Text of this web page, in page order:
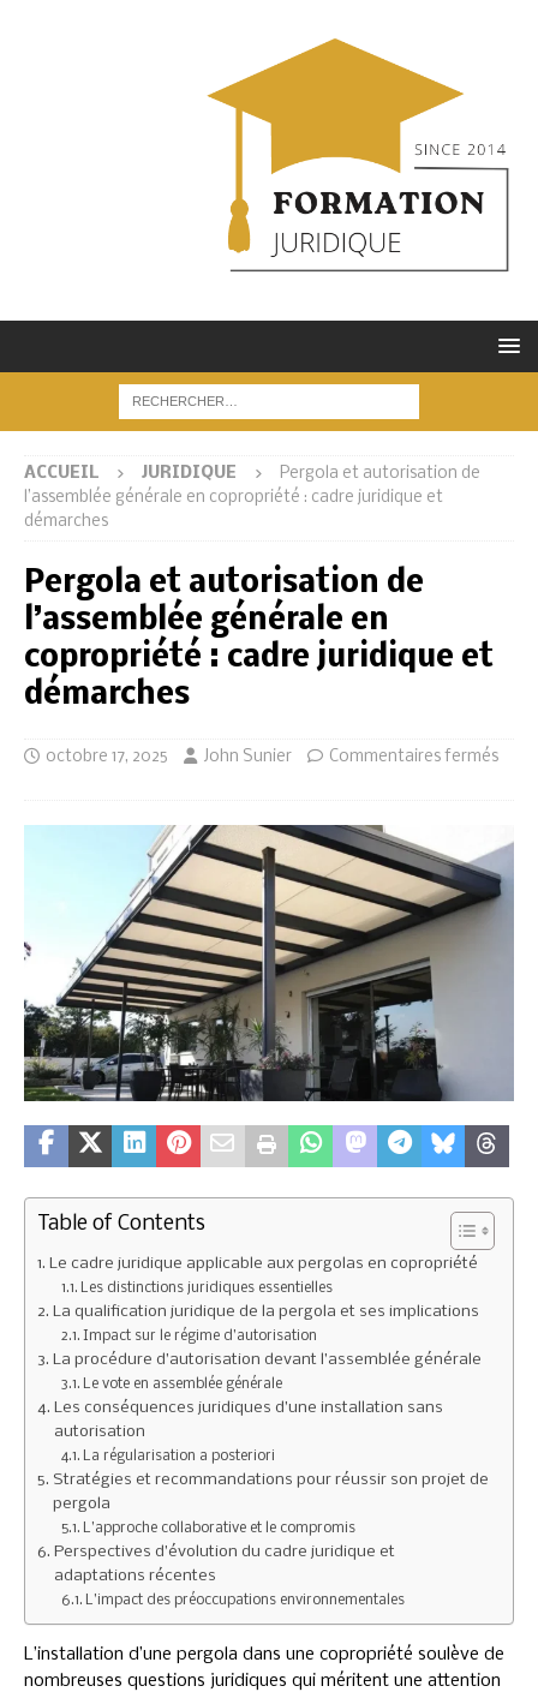
ACCUEIL JURIDIQUE
Pergola et autorisation de
l’assemblée générale en copropriété : cadre juridique et
démarches
Pergola et autorisation de
l’assemblée générale en
copropriété : cadre juridique et
démarches
octobre 17, 2025 John Sunier Commentaires fermés
Table of Contents
Le cadre juridique applicable aux pergolas en copropriété
Les distinctions juridiques essentielles
La qualification juridique de la pergola et ses implications
Impact sur le régime d’autorisation
La procédure d’autorisation devant l’assemblée générale
Le vote en assemblée générale
Les conséquences juridiques d’une installation sans
autorisation
La régularisation a posteriori
Stratégies et recommandations pour réussir son projet de
pergola
L’approche collaborative et le compromis
Perspectives d’évolution du cadre juridique et
adaptations récentes
L’impact des préoccupations environnementales
L’installation d’une pergola dans une copropriété soulève de
nombreuses questions juridiques qui méritent une attention